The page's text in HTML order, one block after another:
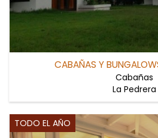
CABAÑAS Y
Cabañas
La Pedrera
TODO EL AÑO